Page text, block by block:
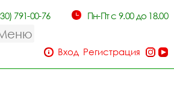
791-00-76 Пн-Пт с 9.00 до 18.00
Вход Регистрация